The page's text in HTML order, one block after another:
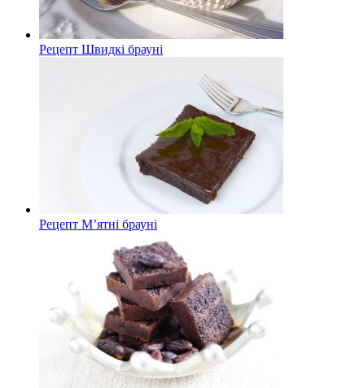
Рецепт Швидкі брауні
Рецепт М’ятні брауні